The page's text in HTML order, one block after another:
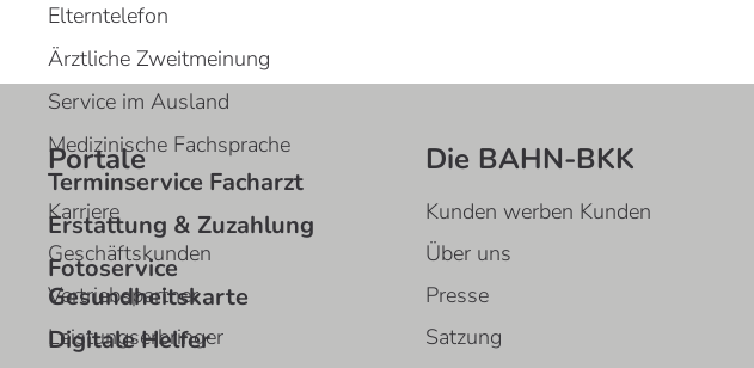
Elterntelefon
Ärztliche Zweitmeinung
Service im Ausland
Medizinische Fachsprache
Terminservice Facharzt
Erstattung & Zuzahlung
Fotoservice
Gesundheitskarte
Digitale Helfer
Portale
Karriere
Geschäftskunden
Vertriebspartner
Leistungserbringer
Die BAHN-BKK
Kunden werben Kunden
Über uns
Presse
Satzung